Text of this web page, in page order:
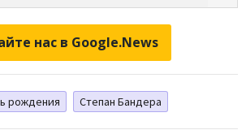
нас в Google.News
рождения Степан Бандера